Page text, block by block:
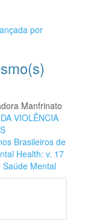
por
Manfrinato
VIOLÊNCIA
Brasileiros de
Health: v. 17
Mental